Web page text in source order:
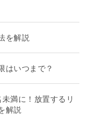
を解説
はいつまで？
満に！放置するリ
解説